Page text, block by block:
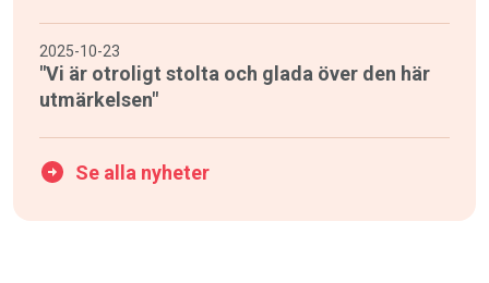
2025-10-23
"Vi är otroligt stolta och glada över den här
utmärkelsen"
Se alla nyheter